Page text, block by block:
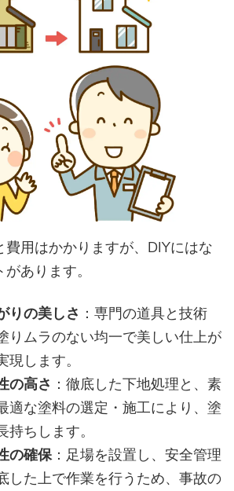
費用はかかりますが、DIYにはな
あります。
りの美しさ ：専門の道具と技術
りムラのない均一で美しい仕上が
現します。
の高さ ：徹底した下地処理と、素
適な塗料の選定・施工により、塗
持ちします。
の確保：足場を設置し、安全管理
した上で作業を行うため、事故の